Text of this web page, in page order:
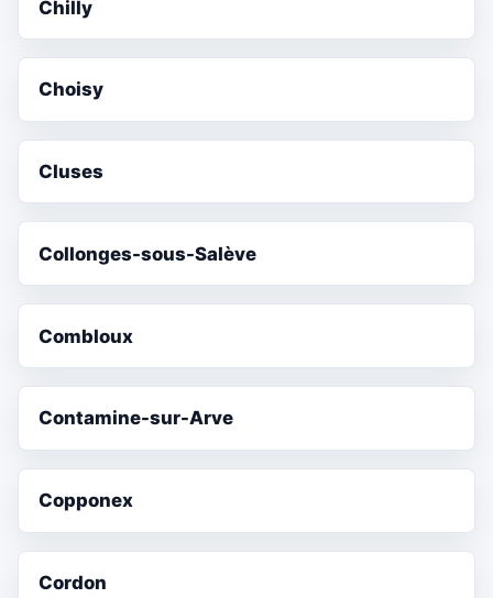
Chilly
Choisy
Cluses
Collonges-sous-Salève
Combloux
Contamine-sur-Arve
Copponex
Cordon